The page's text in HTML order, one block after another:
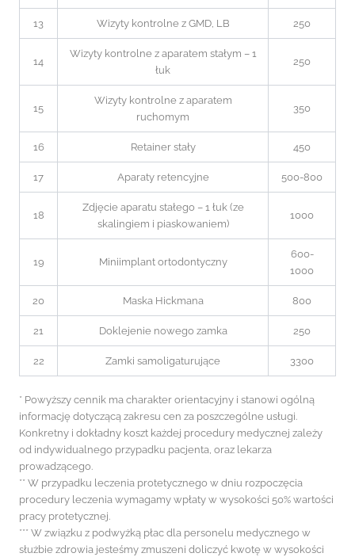
13 Wizyty kontrolne z GMD, LB 250
14
Wizyty kontrolne z aparatem stałym – 1
łuk
250
15
Wizyty kontrolne z aparatem
ruchomym
350
16 Retainer stały 450
17 Aparaty retencyjne 500-800
18
Zdjęcie aparatu stałego – 1 łuk (ze
skalingiem i piaskowaniem)
1000
19 Miniimplant ortodontyczny
600-
1000
20 Maska Hickmana 800
21 Doklejenie nowego zamka 250
22 Zamki samoligaturujące 3300
* Powyższy cennik ma charakter orientacyjny i stanowi ogólną
informację dotyczącą zakresu cen za poszczególne usługi.
Konkretny i dokładny koszt każdej procedury medycznej zależy
od indywidualnego przypadku pacjenta, oraz lekarza
prowadzącego.
** W przypadku leczenia protetycznego w dniu rozpoczęcia
procedury leczenia wymagamy wpłaty w wysokości 50% wartości
pracy protetycznej.
*** W związku z podwyżką płac dla personelu medycznego w
służbie zdrowia jesteśmy zmuszeni doliczyć kwotę w wysokości